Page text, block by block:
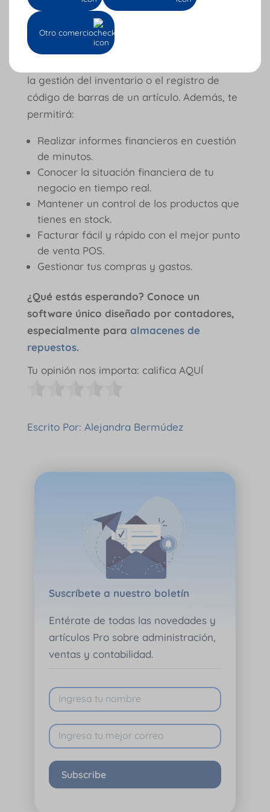
Esta herramienta te permitirá, de manera
automática, llevar a cabo y sin errores
muchos de los procesos que te
la gestión del inventario o el registro de
código de barras de un artículo. Además, te
permitirá:
Realizar informes financieros en cuestión
de minutos.
Conocer la situación financiera de tu
negocio en tiempo real.
Mantener un control de los productos que
tienes en stock.
Facturar fácil y rápido con el mejor punto
de venta POS.
Gestionar tus compras y gastos.
¿Qué estás esperando? Conoce un
software único diseñado por contadores,
especialmente para almacenes de
repuestos.
Tu opinión nos importa: califica AQUÍ
Escrito Por: Alejandra Bermúdez
Suscríbete a nuestro boletín
Entérate de todas las novedades y
artículos Pro sobre administración,
ventas y contabilidad.
Subscribe
Otro comercio